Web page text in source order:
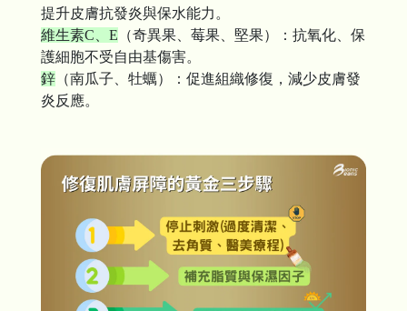
提升皮膚抗發炎與保水能力。
維生素C、E （奇異果、莓果、堅果）：抗氧化、保
護細胞不受自由基傷害。
鋅 （南瓜子、牡蠣）：促進組織修復，減少皮膚發
炎反應。